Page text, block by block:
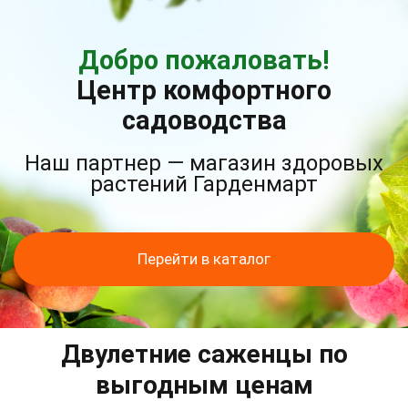
Добро пожаловать!
Центр комфортного
садоводства
Наш партнер — магазин здоровых
растений Гарденмарт
Перейти в каталог
Двулетние саженцы по
выгодным ценам